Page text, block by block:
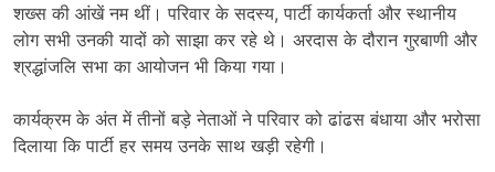
शख्स की आंखें नम थीं। परिवार के सदस्य, पार्टी कार्यकर्ता और स्थानीय
लोग सभी उनकी यादों को साझा कर रहे थे। अरदास के दौरान गुरबाणी और
श्रद्धांजलि सभा का आयोजन भी किया गया।
कार्यक्रम के अंत में तीनों बड़े नेताओं ने परिवार को ढांढस बंधाया और भरोसा
दिलाया कि पार्टी हर समय उनके साथ खड़ी रहेगी।